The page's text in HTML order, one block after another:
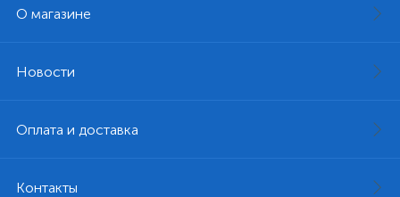
О магазине
Новости
Оплата и доставка
Контакты